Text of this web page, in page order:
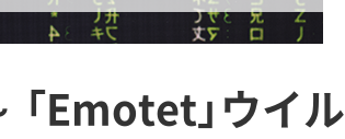
Emotet」ウイル